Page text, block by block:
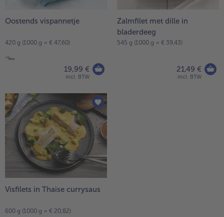
Oostends vispannetje
420 g (1000 g = € 47,60)
19,99 €
incl. BTW
Zalmfilet met dille in
bladerdeeg
545 g (1000 g = € 39,43)
21,49 €
incl. BTW
Visfilets in Thaise currysaus
600 g (1000 g = € 20,82)